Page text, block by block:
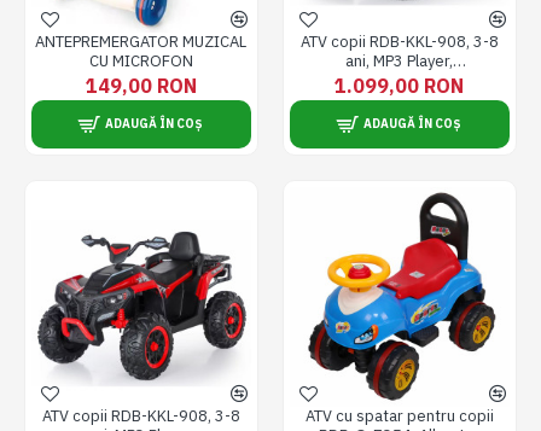
ANTEPREMERGATOR MUZICAL
CU MICROFON
149,00 RON
ADAUGĂ ÎN COȘ
ATV copii RDB-KKL-908, 3-8
ani, MP3 Player,
120x80x70cm, Gri
1.099,00 RON
ADAUGĂ ÎN COȘ
ATV copii RDB-KKL-908, 3-8
ATV cu spatar pentru copii